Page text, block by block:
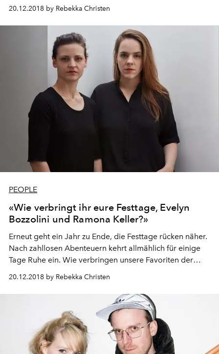
Schweizer Modewelt diese besondere Zeit? L’OFFICIEL
Schweiz hat nachgefragt. Diesmal bei Luka Maurer,
Gründer des jurassischen Modelabels Garnison.
20.12.2018 by Rebekka Christen
PEOPLE
«Wie verbringt ihr eure Festtage, Evelyn
Bozzolini und Ramona Keller?»
Erneut geht ein Jahr zu Ende, die Festtage rücken näher.
Nach zahllosen Abenteuern kehrt allmählich für einige
Tage Ruhe ein. Wie verbringen unsere Favoriten der
Schweizer Modewelt diese besondere Zeit? L’OFFICIEL
Schweiz hat nachgefragt. Diesmal bei Evelyn Bozzolini
und Ramona Keller, Gründerinnen des Zürcher Lingerie-
20.12.2018 by Rebekka Christen